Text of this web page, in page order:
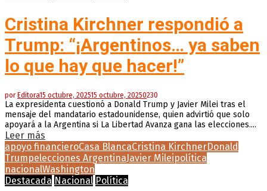
Cristina Kirchner respondió a
Trump: “¡Argentinos… ya saben
lo que hay que hacer!”
porEditora15 octubre, 202515 octubre, 20250230
La expresidenta cuestionó a Donald Trump y Javier Milei tras el
mensaje del mandatario estadounidense, quien advirtió que solo
apoyará a la Argentina si La Libertad Avanza gana las elecciones....
Leer más
apoyo financieroCasa BlancaCristina KirchnerDonald
Trumpelecciones ArgentinaJavier Mileipolítica
nacionalWashington
Destacada Nacional Política